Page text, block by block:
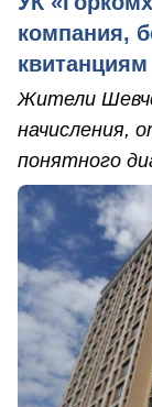
компания,
квитанциям
Жители
начисления,
понятного